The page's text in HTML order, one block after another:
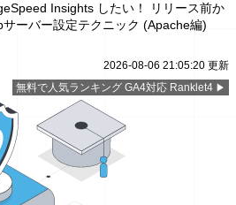
Insights したい！ リリース前か
ーバー設定テクニック (Apache編)
2026-08-06 21:05:20 更新
無料で人気ランキング GA4対応 Ranklet4